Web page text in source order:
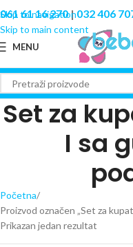
Skip to navigation
Skip to main content
061 61 16 270|032 406
MENU
Set za
I sa
Početna
Proizvod označen „Set za
Prikazan jedan rezultat